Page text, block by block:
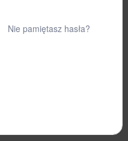
Dinner
Nie pamiętasz hasła?